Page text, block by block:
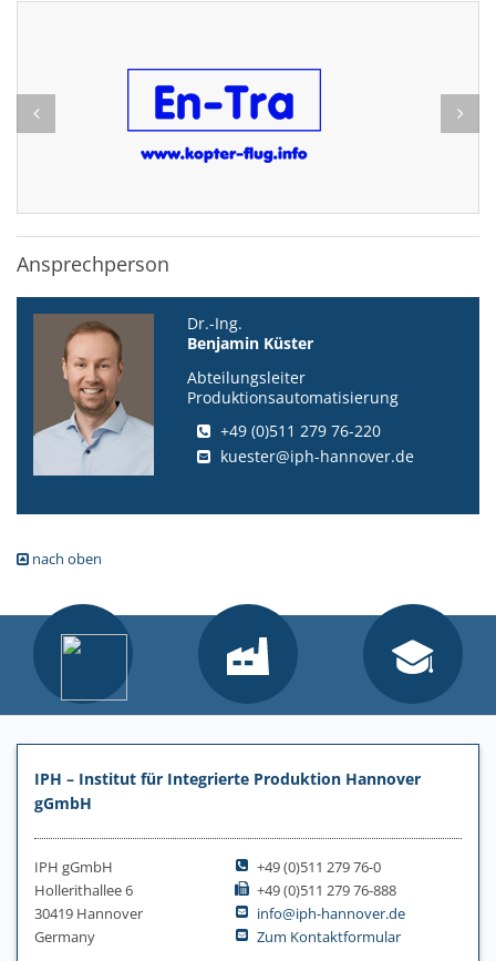
Ansprechperson
Dr.-Ing.
Benjamin Küster
Abteilungsleiter
Produktionsautomatisierung
+49 (0)511 279 76-220
kuester@iph-hannover.de
nach oben
IPH – Institut für Integrierte Produktion Hannover
gGmbH
IPH gGmbH
Hollerithallee 6
30419 Hannover
Germany
+49 (0)511 279 76-0
+49 (0)511 279 76-888
info@iph-hannover.de
Zum Kontaktformular